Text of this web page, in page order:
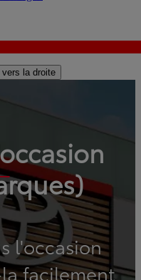
vers la droite
l'occasion
facilement